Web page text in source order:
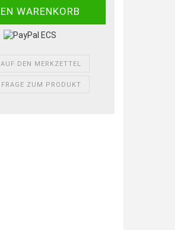
AUF DEN MERKZETTEL
FRAGE ZUM PRODUKT